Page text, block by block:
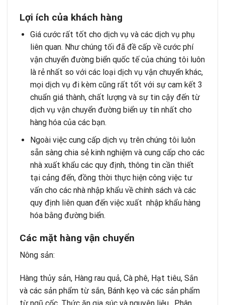
Lợi ích của khách hàng
Giá cước rất tốt cho dịch vụ và các dịch vụ phụ
liên quan. Như chúng tối đã đề cấp về cước phí
vận chuyển đường biển quốc tế của chúng tôi luôn
là rẻ nhất so với các loại dịch vụ vận chuyển khác,
mọi dịch vụ đi kèm cũng rất tốt với sự cam kết 3
chuẩn giá thành, chất lượng và sự tin cậy đến từ
dịch vụ vận chuyển đường biển uy tín nhất cho
hàng hóa của các bạn.
Ngoài việc cung cấp dịch vụ trên chúng tôi luôn
sẵn sàng chia sẻ kinh nghiệm và cung cấp cho các
nhà xuất khẩu các quy định, thông tin cần thiết
tại cảng đến, đồng thời thực hiện công việc tư
vấn cho các nhà nhập khẩu về chính sách và các
quy định liên quan đến việc xuất nhập khẩu hàng
hóa bằng đường biển.
Các mặt hàng vận chuyển
Nông sản:
Hàng thủy sản, Hàng rau quả, Cà phê, Hạt tiêu, Sắn
và các sản phẩm từ sắn, Bánh kẹo và các sản phẩm